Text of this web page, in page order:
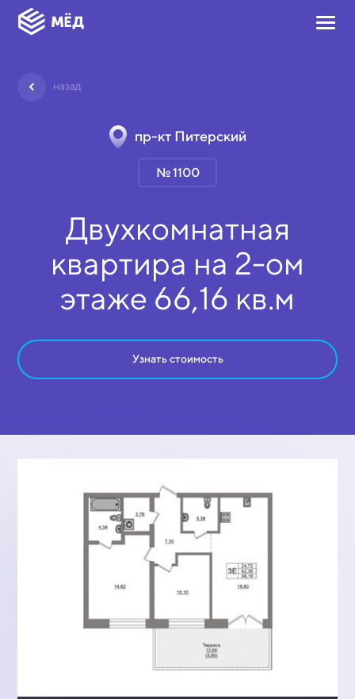
назад
пр-кт Питерский
№ 1100
Двухкомнатная
квартира на 2-ом
этаже 66,16 кв.м
Узнать стоимость